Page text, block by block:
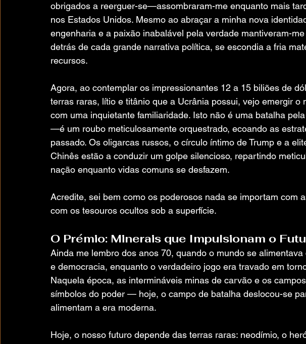
obrigados a reerguer-se—assombraram-me enquanto mais
nos Estados Unidos. Mesmo ao abraçar a minha nova
engenharia e a paixão inabalável pela verdade mantiveram-
detrás de cada grande narrativa política, se escondia a fria
recursos.
Agora, ao contemplar os impressionantes 12 a 15 biliões de
terras raras, lítio e titânio que a Ucrânia possui, vejo emergir o
com uma inquietante familiaridade. Isto não é uma batalha
—é um roubo meticulosamente orquestrado, ecoando as
passado. Os oligarcas russos, o círculo íntimo de Trump e a
Chinês estão a conduzir um golpe silencioso, repartindo
nação enquanto vidas comuns se desfazem.
Acredite, sei bem como os poderosos nada se importam com
com os tesouros ocultos sob a superfície.
O Prémio: Minerais que Impulsionam o
Ainda me lembro dos anos 70, quando o mundo se
e democracia, enquanto o verdadeiro jogo era travado em
Naquela época, as intermináveis minas de carvão e os
símbolos do poder — hoje, o campo de batalha deslocou-se
alimentam a era moderna.
Hoje, o nosso futuro depende das terras raras: neodímio, o